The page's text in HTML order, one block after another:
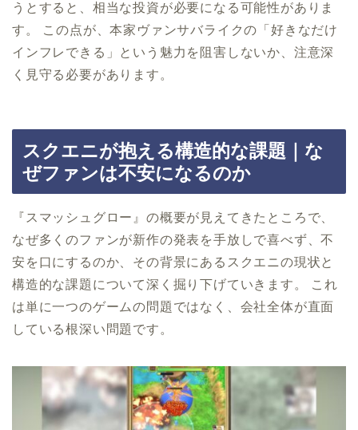
うとすると、相当な投資が必要になる可能性がありま
す。 この点が、本家ヴァンサバライクの「好きなだけ
インフレできる」という魅力を阻害しないか、注意深
く見守る必要があります。
スクエニが抱える構造的な課題｜な
ぜファンは不安になるのか
『スマッシュグロー』の概要が見えてきたところで、
なぜ多くのファンが新作の発表を手放しで喜べず、不
安を口にするのか、その背景にあるスクエニの現状と
構造的な課題について深く掘り下げていきます。 これ
は単に一つのゲームの問題ではなく、会社全体が直面
している根深い問題です。